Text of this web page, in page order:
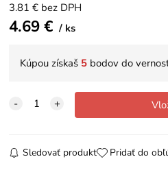
3.81 € bez DPH
4.69€ ks
Kúpou získaš 5 bodov do
Sledovať produkt Pridať do